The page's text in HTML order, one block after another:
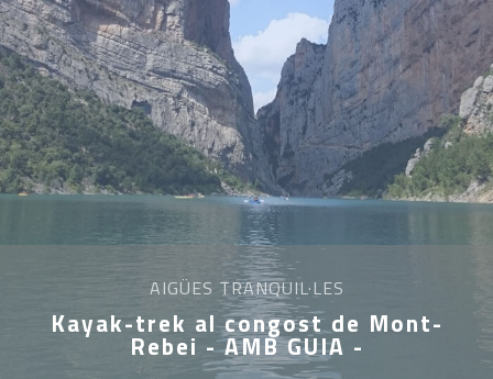
AIGÜES TRANQUIL·LES
Kayak-trek al congost de Mont-
Rebei - AMB GUIA -